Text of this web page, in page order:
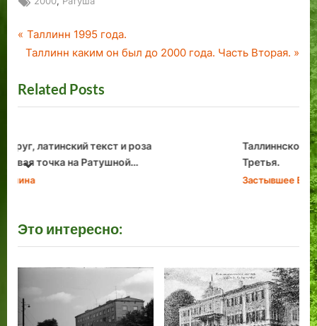
Навигация
записям
P
r
v
i
u
s
P
t
Таллинн 1995 года.
N
x
t
o
s
t
Таллинн каким он был до 2000 года. Часть Вторая.
Related Posts
Таллиннское граффити. 2000 год. Часть
Третья.
prev
next
Это интересно: